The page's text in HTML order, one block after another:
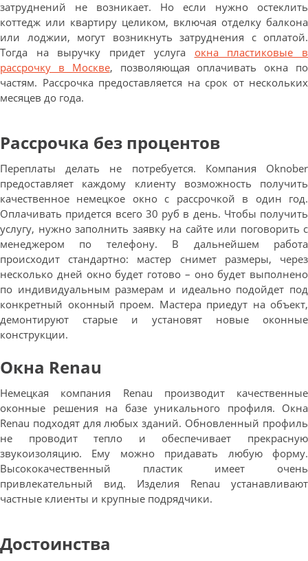
затруднений не возникает. Но если нужно остеклить
коттедж или квартиру целиком, включая отделку балкона
или лоджии, могут возникнуть затруднения с оплатой.
Тогда на выручку придет услуга окна пластиковые в
рассрочку в Москве, позволяющая оплачивать окна по
частям. Рассрочка предоставляется на срок от нескольких
месяцев до года.
Рассрочка без процентов
Переплаты делать не потребуется. Компания Oknober
предоставляет каждому клиенту возможность получить
качественное немецкое окно с рассрочкой в один год.
Оплачивать придется всего 30 руб в день. Чтобы получить
услугу, нужно заполнить заявку на сайте или поговорить с
менеджером по телефону. В дальнейшем работа
происходит стандартно: мастер снимет размеры, через
несколько дней окно будет готово – оно будет выполнено
по индивидуальным размерам и идеально подойдет под
конкретный оконный проем. Мастера приедут на объект,
демонтируют старые и установят новые оконные
конструкции.
Окна Renau
Немецкая компания Renau производит качественные
оконные решения на базе уникального профиля. Окна
Renau подходят для любых зданий. Обновленный профиль
не проводит тепло и обеспечивает прекрасную
звукоизоляцию. Ему можно придавать любую форму.
Высококачественный пластик имеет очень
привлекательный вид. Изделия Renau устанавливают
частные клиенты и крупные подрядчики.
Достоинства